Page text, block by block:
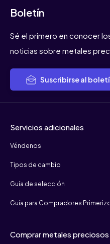
Boletín
Sé el primero en conocer
noticias sobre metales
Suscribirse al
Servicios adicionales
Véndenos
Tipos de cambio
Guía de selección
Guía para Compradores
Comprar metales preciosos